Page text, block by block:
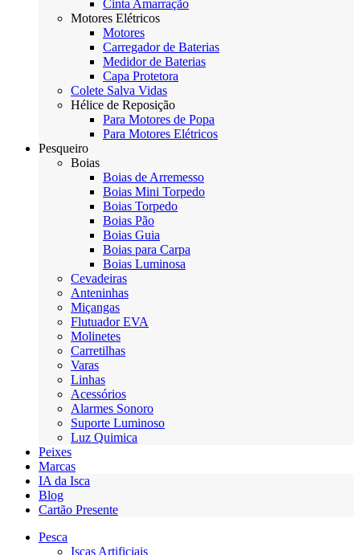
Cinta Amarração
Motores Elétricos
Motores
Carregador de Baterias
Medidor de Baterias
Capa Protetora
Colete Salva Vidas
Hélice de Reposição
Para Motores de Popa
Para Motores Elétricos
Pesqueiro
Boias
Boias de Arremesso
Boias Mini Torpedo
Boias Torpedo
Boias Pão
Boias Guia
Boias para Carpa
Boias Luminosa
Cevadeiras
Anteninhas
Miçangas
Flutuador EVA
Molinetes
Carretilhas
Varas
Linhas
Acessórios
Alarmes Sonoro
Suporte Luminoso
Luz Quimica
Peixes
Marcas
IA da Isca
Blog
Cartão Presente
Pesca
Iscas Artificiais